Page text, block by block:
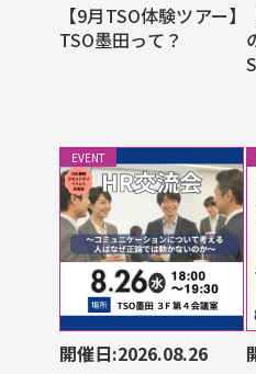
【9月TSO体験ツアー】
TSO墨田って？
EVENT
開催日:2026.08.26